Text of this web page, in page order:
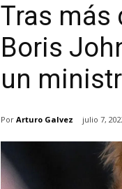
Tras más
Boris
un
Por Arturo Galvez julio 7,